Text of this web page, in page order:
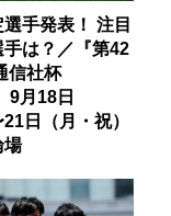
手発表！ 注目
は？／『第42
信社杯
9月18日
21日（月・祝）
場